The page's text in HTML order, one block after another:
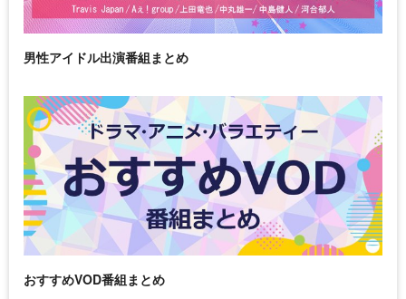
男性アイドル出演番組まとめ
おすすめVOD番組まとめ